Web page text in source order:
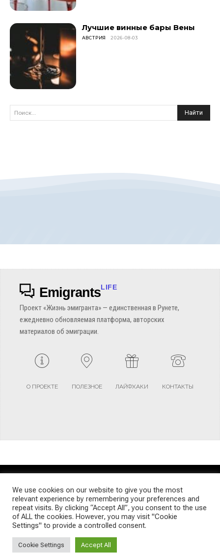
Лучшие винные бары Вены
АВСТРИЯ 2026-08-03
Поиск... Найти
EmigrantsLIFE
Проект «Жизнь эмигранта» — единственная в Рунете,
ежедневно обновляемая платформа, авторских
материалов об эмиграции.
О ПРОЕКТЕ ПОЛЕЗНОЕ ЛАЙФХАКИ КОНТАКТЫ
TERMS AND CONDITIONS PRIVACY POLICY SITEMAP
© Emigrants Life WordPress Theme by TagDiv
We use cookies on our website to give you the most
relevant experience by remembering your preferences and
repeat visits. By clicking “Accept All”, you consent to the use
of ALL the cookies. However, you may visit "Cookie
Settings" to provide a controlled consent.
Cookie Settings Accept All